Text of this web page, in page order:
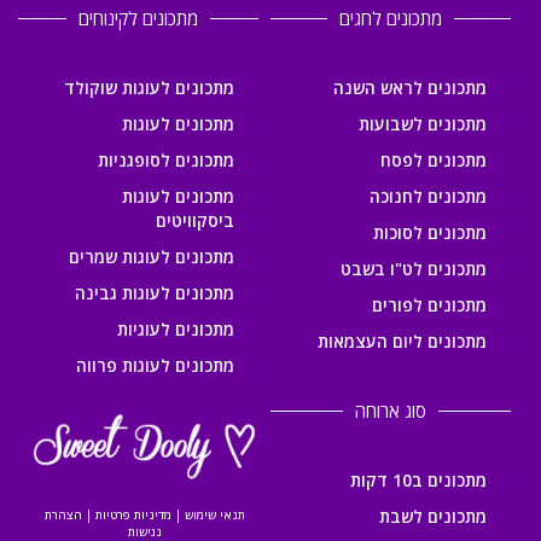
מתכונים לחגים
מתכונים לראש השנה
מתכונים לשבועות
מתכונים לפסח
מתכונים לחנוכה
מתכונים לסוכות
מתכונים לט"ו בשבט
מתכונים לפורים
מתכונים ליום העצמאות
מתכונים לקינוחים
מתכונים לעוגות שוקולד
מתכונים לעוגות
מתכונים לסופגניות
מתכונים לעוגות
ביסקוויטים
מתכונים לעוגות שמרים
מתכונים לעוגות גבינה
מתכונים לעוגיות
מתכונים לעוגות פרווה
סוג ארוחה
מתכונים ב10 דקות
מתכונים לשבת
תנאי שימוש | מדיניות פרטיות | הצהרת
נגישות